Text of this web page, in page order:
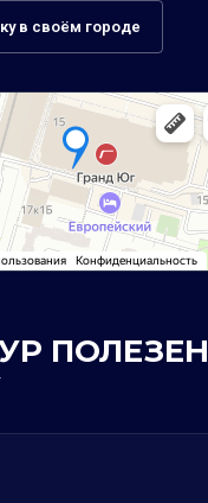
в своём городе
ПОЛЕЗЕН